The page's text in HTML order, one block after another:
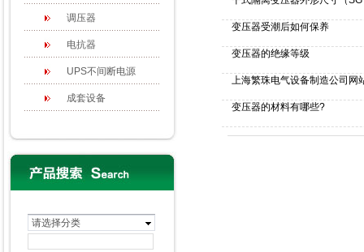
调压器
电抗器
UPS不间断电源
成套设备
请选择分类
变压器受潮后如何保养
变压器的绝缘等级
上海繁珠电气设备制造公司网
变压器的材料有哪些?